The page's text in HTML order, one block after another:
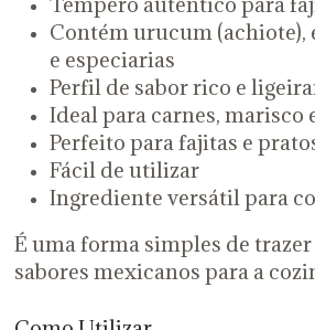
Contém urucum (achiote),
e especiarias
Perfil de sabor rico e
Ideal para carnes, marisco
Perfeito para fajitas e
Fácil de utilizar
Ingrediente versátil para
É uma forma simples de
sabores mexicanos para a